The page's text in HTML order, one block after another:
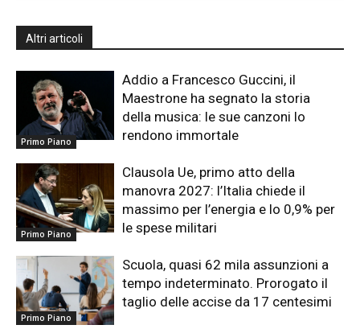
Altri articoli
Primo Piano
Addio a Francesco Guccini, il
Maestrone ha segnato la storia
della musica: le sue canzoni lo
rendono immortale
Primo Piano
Clausola Ue, primo atto della
manovra 2027: l’Italia chiede il
massimo per l’energia e lo 0,9% per
le spese militari
Primo Piano
Scuola, quasi 62 mila assunzioni a
tempo indeterminato. Prorogato il
taglio delle accise da 17 centesimi